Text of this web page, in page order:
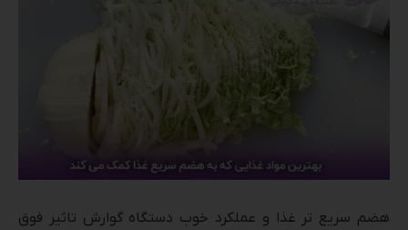
هضم سریع تر غذا و عملکرد خوب دستگاه گوارش تاثیر فوق